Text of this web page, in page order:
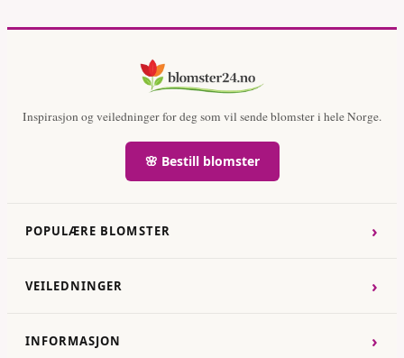
Inspirasjon og veiledninger for deg som vil sende blomster i hele Norge.
🌸 Bestill blomster
POPULÆRE BLOMSTER ›
VEILEDNINGER ›
INFORMASJON ›